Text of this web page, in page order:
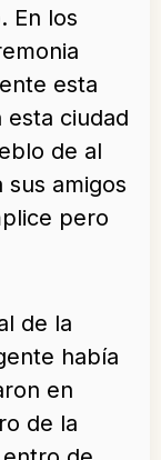
En los
esta
esta ciudad
de al
amigos
pero
de la
había
en
de la